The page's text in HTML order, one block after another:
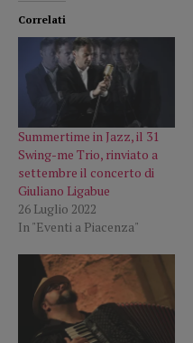
Correlati
Summertime in Jazz, il 31
Swing-me Trio, rinviato a
settembre il concerto di
Giuliano Ligabue
26 Luglio 2022
In "Eventi a Piacenza"